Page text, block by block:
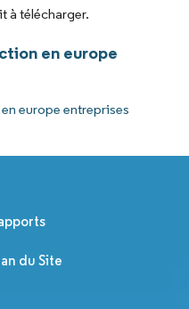
à télécharger.
en europe
europe entreprises
du Site